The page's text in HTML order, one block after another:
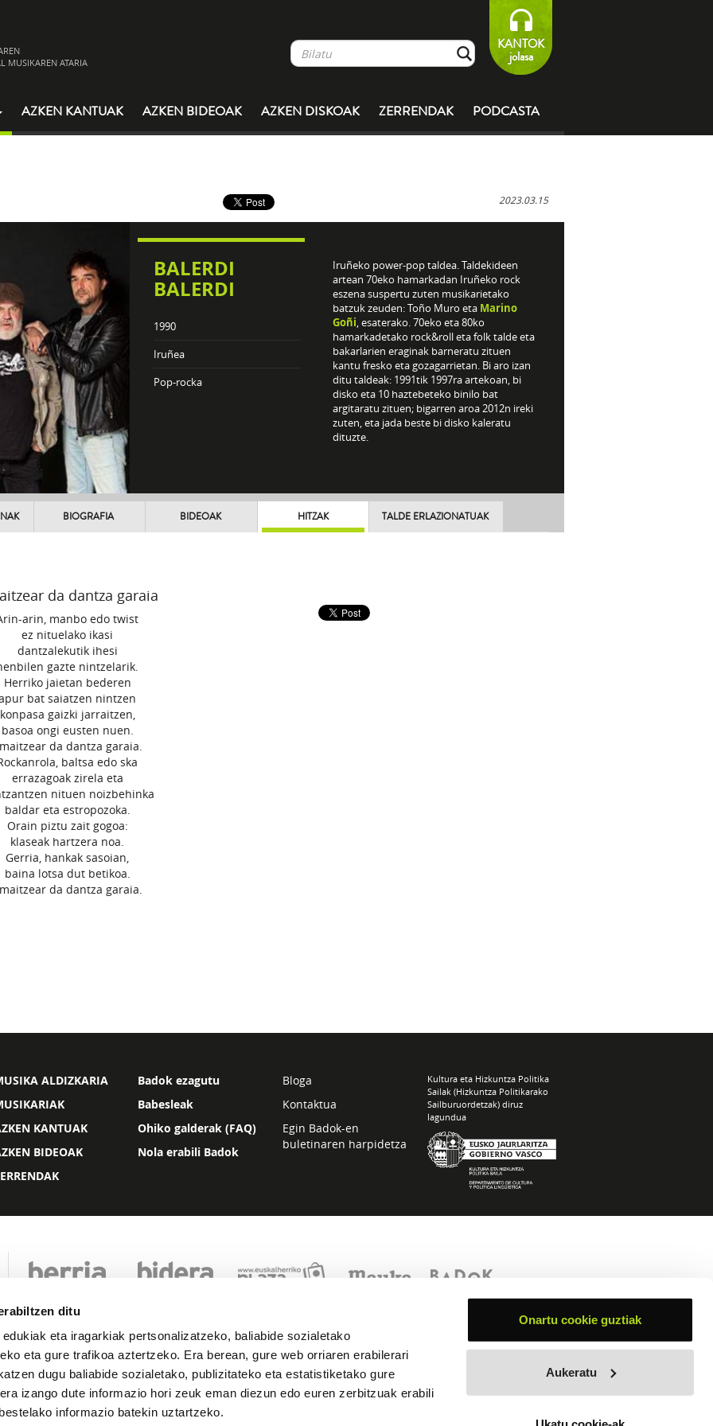
ditu
eta iragarkiak pertsonalizatzeko, baliabide sozialetako
eta gure trafikoa aztertzeko. Era berean, gure web orriaren erabilerari
dugu baliabide sozialetako, publizitateko eta estatistiketako gure
izango dute informazio hori zeuk eman diezun edo euren zerbitzuak erabili
informazio batekin uztartzeko.
Onartu cookie guztiak
Aukeratu
MUSIKAREN ATARIA
KANTOK
jolasa
AZKEN KANTUAK AZKEN BIDEOAK AZKEN DISKOAK ZERRENDAK PODCASTA
2023.03.15
BALERDI
BALERDI
1990
Iruñea
Pop-rocka
Iruñeko power-pop taldea. Taldekideen
artean 70eko hamarkadan Iruñeko rock
eszena suspertu zuten musikarietako
batzuk zeuden: Toño Muro eta Marino
Goñi, esaterako. 70eko eta 80ko
hamarkadetako rock&roll eta folk talde eta
bakarlarien eraginak barneratu zituen
kantu fresko eta gozagarrietan. Bi aro izan
ditu taldeak: 1991tik 1997ra artekoan, bi
disko eta 10 haztebeteko binilo bat
argitaratu zituen; bigarren aroa 2012n ireki
zuten, eta jada beste bi disko kaleratu
dituzte.
BIOGRAFIA BIDEOAK HITZAK TALDE ERLAZIONATUAK
da dantza garaia
arin, manbo edo twist
ez nituelako ikasi
dantzalekutik ihesi
gazte nintzelarik.
Herriko jaietan bederen
bat saiatzen nintzen
konpasa gaizki jarraitzen,
basoa ongi eusten nuen.
da dantza garaia.
baltsa edo ska
errazagoak zirela eta
nituen noizbehinka
baldar eta estropozoka.
Orain piztu zait gogoa:
klaseak hartzera noa.
Gerria, hankak sasoian,
baina lotsa dut betikoa.
da dantza garaia.
ALDIZKARIA
KANTUAK
BIDEOAK
Badok ezagutu
Babesleak
Ohiko galderak (FAQ)
Nola erabili Badok
Bloga
Kontaktua
Egin Badok-en
buletinaren harpidetza
Kultura eta Hizkuntza Politika
Sailak (Hizkuntza Politikarako
Sailburuordetzak) diruz
lagundua
Lege oharra Pribatutasuna Cookie politika